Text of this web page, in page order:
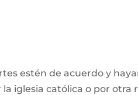
estén de acuerdo y
iglesia católica o por otra